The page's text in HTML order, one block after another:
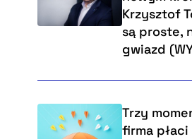
Krzysztof
są proste,
gwiazd
Trzy
firma